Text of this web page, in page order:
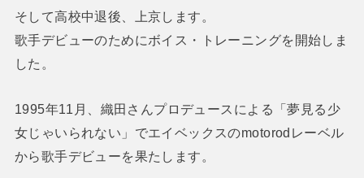
そして高校中退後、上京します。
歌手デビューのためにボイス・トレーニングを開始しま
した。
1995年11月、織田さんプロデュースによる「夢見る少
女じゃいられない」でエイベックスのmotorodレーベル
から歌手デビューを果たします。